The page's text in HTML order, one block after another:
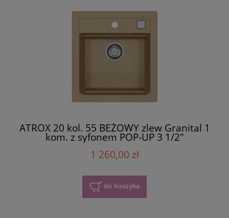
ATROX 20 kol. 55 BEŻOWY zlew Granital 1
kom. z syfonem POP-UP 3 1/2"
1 260,00 zł
do koszyka